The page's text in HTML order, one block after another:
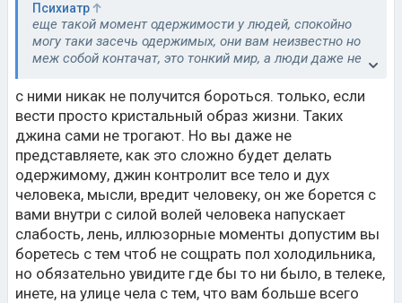
Психиатр
еще такой момент одержимости у людей, спокойно
могу таки засечь одержимых, они вам неизвестно но
меж собой контачат, это тонкий мир, а люди даже не
мелкие бесы, человек порой полностью захвачен
джином, умишком правит словно человек чучело, а
внутри джин. это реально джин. если среди них
попался человек чистый, или слышащий, или им
важный этим джинам они себя проявляют перед ним,
выходками тех людей, а так вы даже и не поймете
ничего, это возможно только экзорцистом
константином ))нужно быть. И это по сути страшный
тонкий мир из темных теней в котором главенствует
хладнокровный ад, все то самое мерзотное, это, они
бесы.
с ними никак не получится бороться. только, если
вести просто кристальный образ жизни. Таких
джина сами не трогают. Но вы даже не
представляете, как это сложно будет делать
одержимому, джин контролит все тело и дух
человека, мысли, вредит человеку, он же борется с
вами внутри с силой волей человека напускает
слабость, лень, иллюзорные моменты допустим вы
боретесь с тем чтоб не сощрать пол холодильника,
но обязательно увидите где бы то ни было, в телеке,
инете, на улице чела с тем, что вам больше всего